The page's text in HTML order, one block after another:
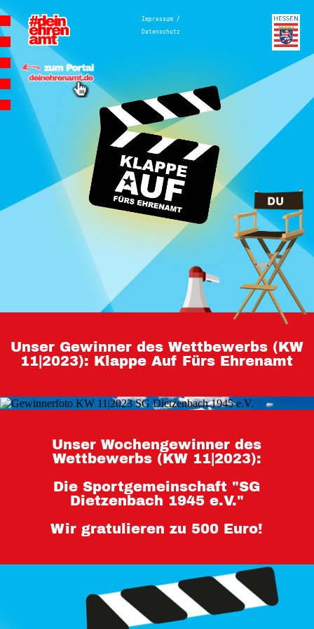
Hauptnavigation
Homepage | Wettbewerb Dein
Ehrenamt ist Herzenssache
Teilnahmebedingungen
MeinMoment
Teilnahmebedingungen
KlappeAuf
Teilnahmebedingungen 80 Jahre
Hessen
Datenschutz
Impressum /
Datenschutz
Unser Gewinner des Wettbewerbs (KW
11|2023): Klappe Auf Fürs Ehrenamt
Unser Wochengewinner des
Wettbewerbs (KW 11|2023):
Die Sportgemeinschaft "SG
Dietzenbach 1945 e.V."
Wir gratulieren zu 500 Euro!